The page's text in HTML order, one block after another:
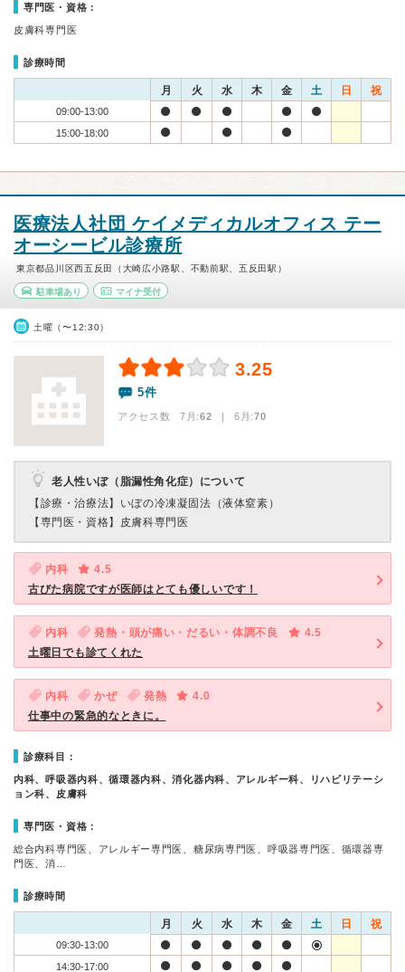
専門医・資格：
皮膚科専門医
診療時間
月 火 水 木 金 土 日 祝
09:00-13:00
15:00-18:00
医療法人社団 ケイメディカルオフィス テー
オーシービル診療所
東京都品川区西五反田（大崎広小路駅、不動前駅、五反田駅）
駐車場あり マイナ受付
土曜（〜12:30）
3.25
5件
アクセス数 7月:62 | 6月:70
老人性いぼ（脂漏性角化症）について
【診療・治療法】 いぼの冷凍凝固法（液体窒素）
【専門医・資格】 皮膚科専門医
内科
4.5
古びた病院ですが医師はとても優しいです！
内科 発熱・頭が痛い・だるい・体調不良
4.5
土曜日でも診てくれた
内科 かぜ 発熱
4.0
仕事中の緊急的なときに。
診療科目：
内科、呼吸器内科、循環器内科、消化器内科、アレルギー科、リハビリテーシ
ョン科、皮膚科
専門医・資格：
総合内科専門医、アレルギー専門医、糖尿病専門医、呼吸器専門医、循環器専
門医、消…
診療時間
月 火 水 木 金 土 日 祝
09:30-13:00
14:30-17:00